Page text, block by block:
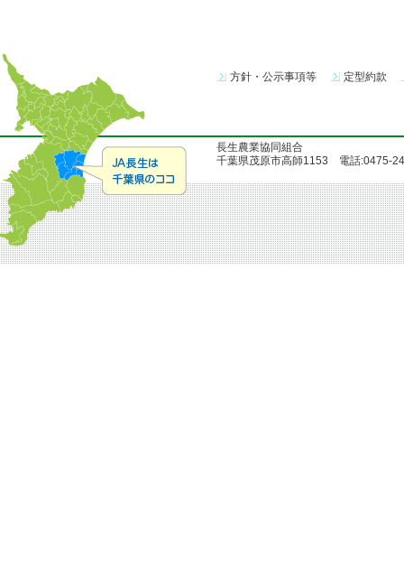
方針・公示事項等 定型約款
長生農業協同組合
千葉県茂原市高師1153 電話:0475-